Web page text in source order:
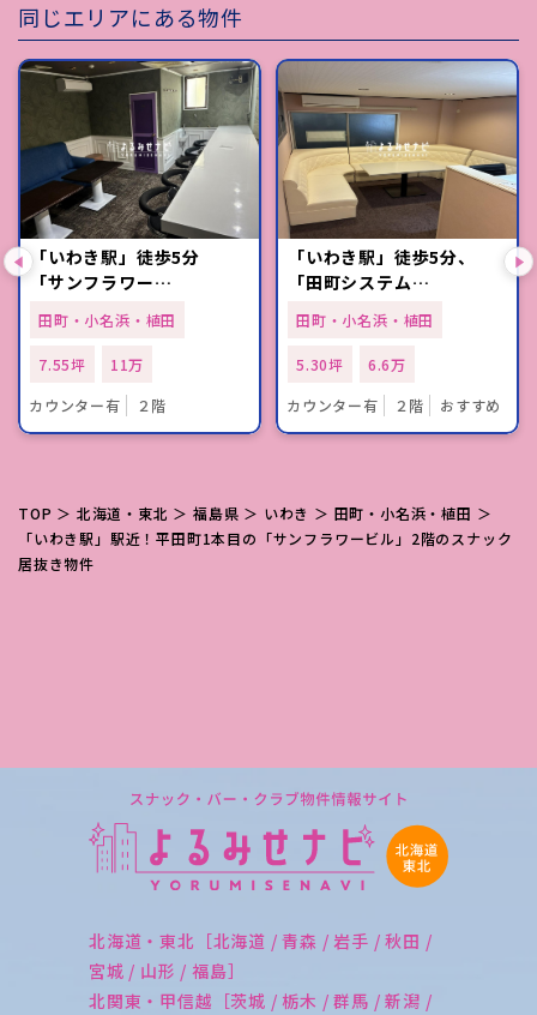
同じエリアにある物件
「いわき駅」徒歩5分
「サンフラワー…
田町・小名浜・植田
7.55坪
11万
カウンター有
２階
「いわき駅」徒歩5分、
「田町システム…
田町・小名浜・植田
5.30坪
6.6万
カウンター有
２階 おすすめ
TOP ＞ 北海道・東北 ＞福島県 ＞ いわき ＞ 田町・小名浜・植田 ＞
「いわき駅」駅近！平田町1本目の「サンフラワービル」2階のスナック
居抜き物件
北海道・東北［北海道 / 青森 / 岩手 / 秋田 /
宮城 / 山形 / 福島］
北関東・甲信越［茨城 / 栃木 / 群馬 / 新潟 /